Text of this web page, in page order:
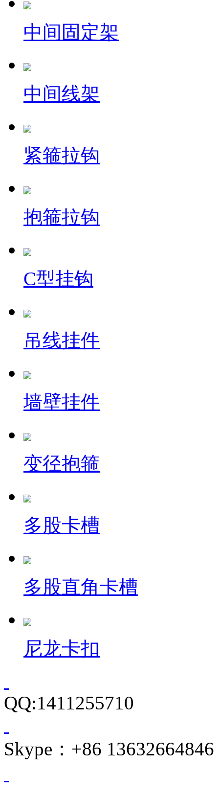
中间固定架
中间线架
紧箍拉钩
抱箍拉钩
C型挂钩
吊线挂件
墙壁挂件
变径抱箍
多股卡槽
多股直角卡槽
尼龙卡扣
QQ:1411255710
Skype：+86 13632664846